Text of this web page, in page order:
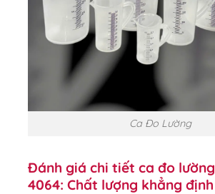
Ca Đo Lường
Đánh giá chi tiết ca đo
4064: Chất lượng khẳng